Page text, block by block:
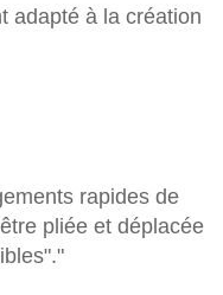
adapté à la création
rapides de
pliée et déplacée